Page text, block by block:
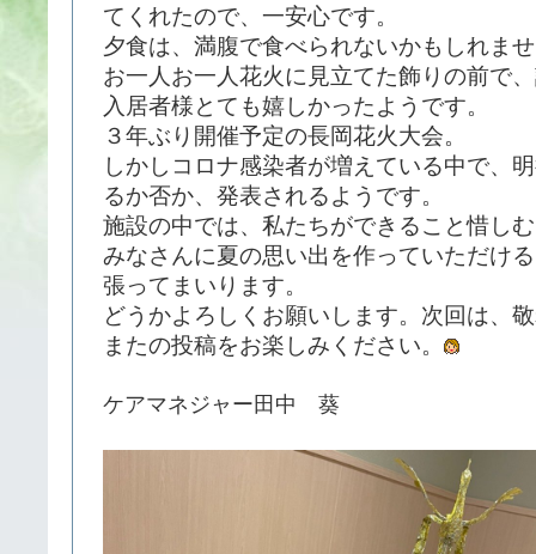
てくれたので、一安心です。
夕食は、満腹で食べられないかもしれま
お一人お一人花火に見立てた飾りの前で
入居者様とても嬉しかったようです。
３年ぶり開催予定の長岡花火大会。
しかしコロナ感染者が増えている中で、
るか否か、発表されるようです。
施設の中では、私たちができること惜し
みなさんに夏の思い出を作っていただけ
張ってまいります。
どうかよろしくお願いします。次回は、
またの投稿をお楽しみください。
ケアマネジャー田中 葵